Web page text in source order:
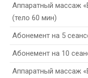
Аппаратный массаж
(тело 60 мин)
Абонемент на 5
Абонемент на 10
Аппаратный массаж